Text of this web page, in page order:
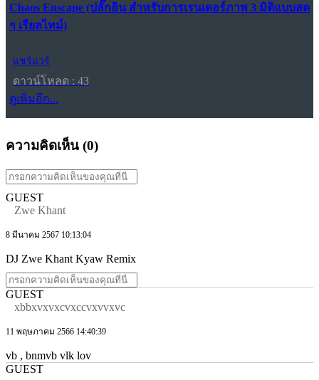
Chaos Enscape (ปลั๊กอิน สำหรับการเรนเดอร์ภาพ 3 มิติแบบสด
ๆ เรียลไทม์)
แชร์แวร์
ดาวน์โหลด : 43
ดูเพิ่มอีก...
ความคิดเห็น (0)
GUEST
Zwe Khant
8 มีนาคม 2567 10:13:04
DJ Zwe Khant Kyaw Remix
GUEST
xbbxvxvxcvxccvxvvxvc
11 พฤษภาคม 2566 14:40:39
vb , bnmvb vlk lov
GUEST